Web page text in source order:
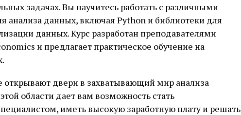
задачах. Вы научитесь работать с различными
анализа данных, включая Python и библиотеки для
данных. Курс разработан преподавателями
и предлагает практическое обучение на
открывают двери в захватывающий мир анализа
области дает вам возможность стать
иметь высокую заработную плату и решать